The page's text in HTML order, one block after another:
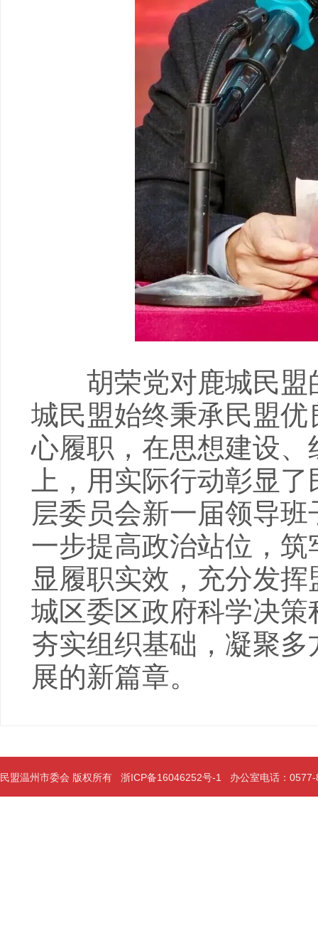
胡荣党对鹿城民盟
城民盟始终秉承民盟
心履职，在思想建设
上，用实际行动彰显
层委员会新一届领导
一步提高政治站位，
显履职实效，充分发
城区委区政府科学决
夯实组织基础，凝聚
展的新篇章。
民盟温州市委会 版权所有 浙ICP备16046252号-1 办公室电话：